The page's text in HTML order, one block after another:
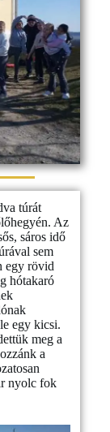
túrát
Az
sáros idő
sem
egy rövid
hótakaró
egy kicsi.
meg a
a
nyolc fok